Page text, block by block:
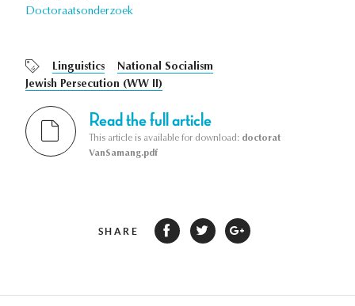
Doctoraatsonderzoek
Linguistics
National Socialism
Jewish Persecution (WW II)
Read the full article
This article is available for download: doctorat
VanSamang.pdf
SHARE